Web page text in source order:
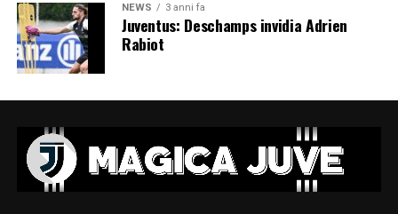
NEWS 3 anni fa
Juventus: Deschamps invidia Adrien
Rabiot